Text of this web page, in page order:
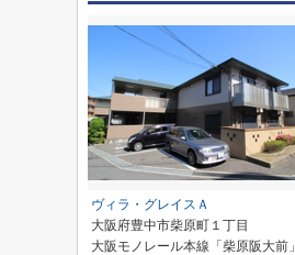
ヴィラ・グレイスＡ
大阪府豊中市柴原町１丁目
大阪モノレール本線「柴原阪大前」